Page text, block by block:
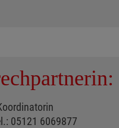
05121 6069877